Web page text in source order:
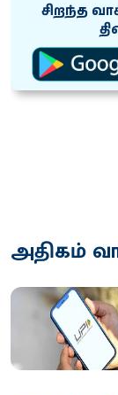
சிறந்த
அதிகம்